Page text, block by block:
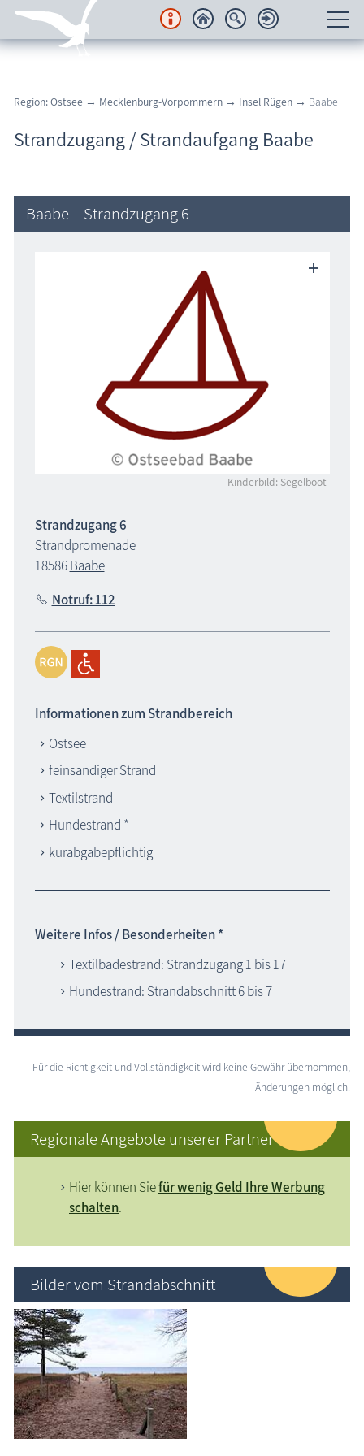
Regionales
Urlaubsorte
Freizeit
Region: Ostsee → Mecklenburg-Vorpommern → Insel Rügen → Baabe
Strandzugang / Strandaufgang Baabe
Baabe – Strandzugang 6
Kinderbild: Segelboot
Strandzugang 6
Strandpromenade
18586Baabe
Notruf: 112
Informationen zum Strandbereich
Ostsee
feinsandiger Strand
Textilstrand
Hundestrand *
kurabgabepflichtig
Weitere Infos / Besonderheiten *
Textilbadestrand: Strandzugang 1 bis 17
Hundestrand: Strandabschnitt 6 bis 7
Für die Richtigkeit und Vollständigkeit wird keine Gewähr übernommen,
Änderungen möglich.
Regionale Angebote unserer Partner
Hier können Siefür wenig Geld Ihre Werbung
schalten.
Bilder vom Strandabschnitt